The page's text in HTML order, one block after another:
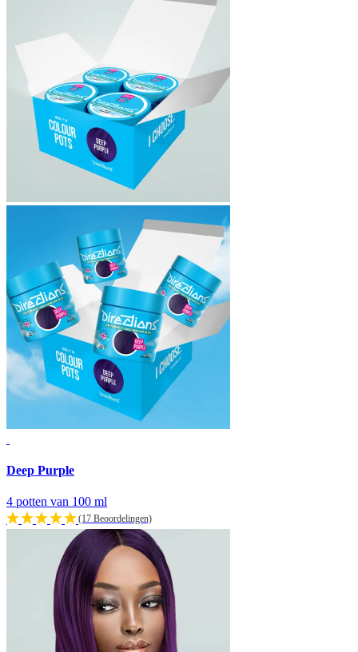
Deep Purple
4 potten van 100 ml
(17 Beoordelingen)